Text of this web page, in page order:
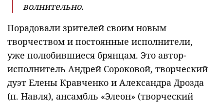
волнительно.
Порадовали зрителей своим новым
творчеством и постоянные исполнители,
уже полюбившиеся брянцам. Это автор-
исполнитель Андрей Сороковой, творческий
дуэт Елены Кравченко и Александра Дрозда
(п. Навля), ансамбль «Элеон» (творческий